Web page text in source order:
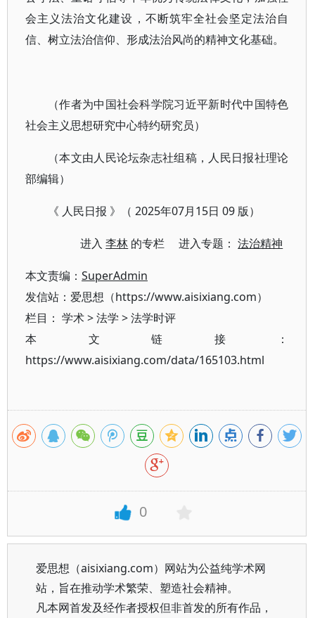
会主义法治文化建设，不断筑牢全社会坚定法治自
信、树立法治信仰、形成法治风尚的精神文化基础。
（作者为中国社会科学院习近平新时代中国特色
社会主义思想研究中心特约研究员）
（本文由人民论坛杂志社组稿，人民日报社理论
部编辑）
《 人民日报 》（ 2025年07月15日 09 版）
进入李林 的专栏 进入专题：法治精神
本文责编： SuperAdmin
发信站：爱思想（https://www.aisixiang.com）
栏目： 学术>法学 >法学时评
本文链接：
https://www.aisixiang.com/data/165103.html
0
爱思想（aisixiang.com）网站为公益纯学术网
站，旨在推动学术繁荣、塑造社会精神。
凡本网首发及经作者授权但非首发的所有作品，